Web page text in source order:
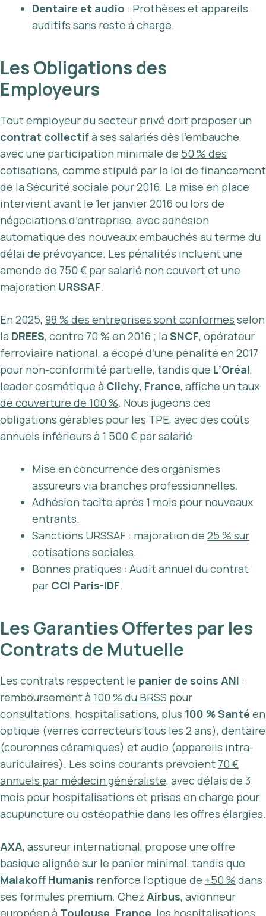
Dentaire et audio : Prothèses et appareils
auditifs sans reste à charge.
Les Obligations des
Employeurs
Tout employeur du secteur privé doit proposer un
contrat collectifà ses salariés dès l’embauche,
avec une participation minimale de 50 % des
cotisations, comme stipulé par la loi de financement
de la Sécurité sociale pour 2016. La mise en place
intervient avant le 1er janvier 2016 ou lors de
négociations d’entreprise, avec adhésion
automatique des nouveaux embauchés au terme du
délai de prévoyance. Les pénalités incluent une
amende de 750 € par salarié non couvertet une
majoration URSSAF.
En 2025, 98 % des entreprises sont conformes selon
la DREES, contre 70 % en 2016 ; la SNCF, opérateur
ferroviaire national, a écopé d’une pénalité en 2017
pour non-conformité partielle, tandis que L’Oréal,
leader cosmétique à Clichy, France, affiche un taux
de couverture de 100 %. Nous jugeons ces
obligations gérables pour les TPE, avec des coûts
annuels inférieurs à 1 500 € par salarié.
Mise en concurrence des organismes
assureurs via branches professionnelles.
Adhésion tacite après 1 mois pour nouveaux
entrants.
Sanctions URSSAF : majoration de 25 % sur
cotisations sociales.
Bonnes pratiques : Audit annuel du contrat
par CCI Paris-IDF.
Les Garanties Offertes par les
Contrats de Mutuelle
Les contrats respectent le panier de soins ANI :
remboursement à 100 % du BRSS pour
consultations, hospitalisations, plus 100 % Santé en
optique (verres correcteurs tous les 2 ans), dentaire
(couronnes céramiques) et audio (appareils intra-
auriculaires). Les soins courants prévoient 70 €
annuels par médecin généraliste, avec délais de 3
mois pour hospitalisations et prises en charge pour
acupuncture ou ostéopathie dans les offres élargies.
AXA, assureur international, propose une offre
basique alignée sur le panier minimal, tandis que
Malakoff Humanis renforce l’optique de +50 % dans
ses formules premium. Chez Airbus, avionneur
européen à Toulouse, France , les hospitalisations